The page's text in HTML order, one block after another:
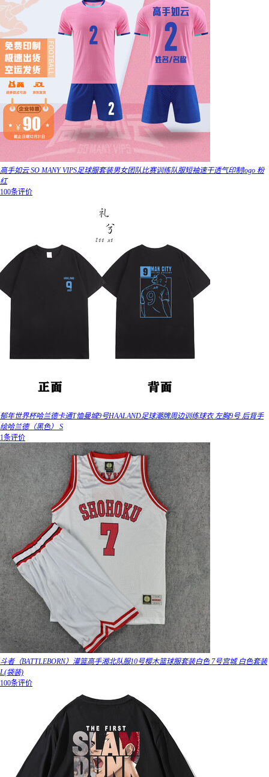
高手如云 SO MANY VIPS足球服套装男女团队比赛训练队服短袖速干透气印制logo 粉
红
100条评价
郁年世界杯哈兰德卡通T恤曼城9号HAALAND足球潮牌周边训练球衣 左胸9号 后背手
绘哈兰德（黑色） S
1条评价
斗者（BATTLEBORN）灌篮高手湘北队服10号樱木篮球服套装白色 7号宫城 白色套装
L(袋装)
100条评价